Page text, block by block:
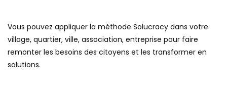
Vous pouvez appliquer la méthode Solucracy dans votre
village, quartier, ville, association, entreprise pour faire
remonter les besoins des citoyens et les transformer en
solutions.